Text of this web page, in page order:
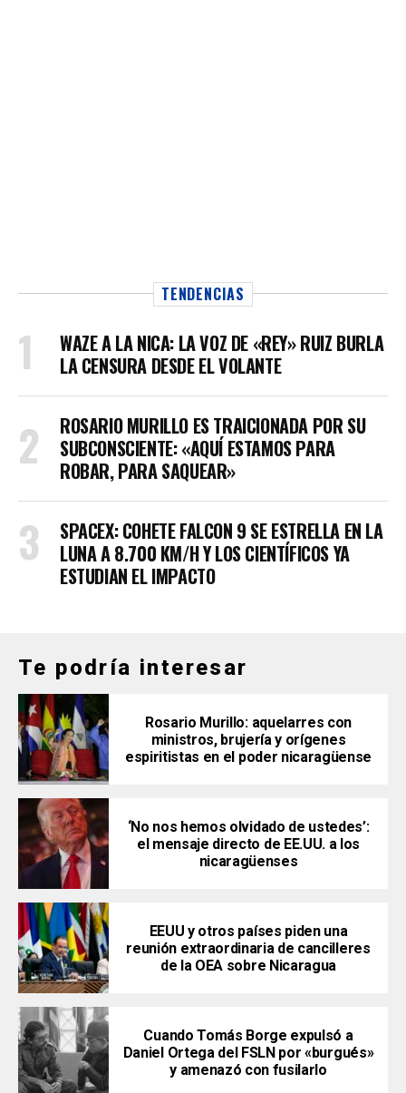
TENDENCIAS
WAZE A LA NICA: LA VOZ DE «REY» RUIZ BURLA
LA CENSURA DESDE EL VOLANTE
ROSARIO MURILLO ES TRAICIONADA POR SU
SUBCONSCIENTE: «AQUÍ ESTAMOS PARA
ROBAR, PARA SAQUEAR»
SPACEX: COHETE FALCON 9 SE ESTRELLA EN LA
LUNA A 8.700 KM/H Y LOS CIENTÍFICOS YA
ESTUDIAN EL IMPACTO
Te podría interesar
Rosario Murillo: aquelarres con
ministros, brujería y orígenes
espiritistas en el poder nicaragüense
‘No nos hemos olvidado de ustedes’:
el mensaje directo de EE.UU. a los
nicaragüenses
EEUU y otros países piden una
reunión extraordinaria de cancilleres
de la OEA sobre Nicaragua
Cuando Tomás Borge expulsó a
Daniel Ortega del FSLN por «burgués»
y amenazó con fusilarlo